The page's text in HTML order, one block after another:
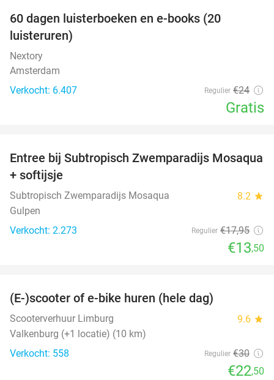
60 dagen luisterboeken en e-books (20
luisteruren)
Nextory
Amsterdam
Verkocht: 6.407
Regulier €24
Gratis
25%
Entree bij Subtropisch Zwemparadijs Mosaqua
+ softijsje
Subtropisch Zwemparadijs Mosaqua 8.2 star
Gulpen
Verkocht: 2.273
Regulier €17,95
€13,50
(E-)scooter of e-bike huren (hele dag)
Scooterverhuur Limburg 9.6 star
Valkenburg (+1 locatie) (10 km)
Verkocht: 558
Regulier €30
€22,50